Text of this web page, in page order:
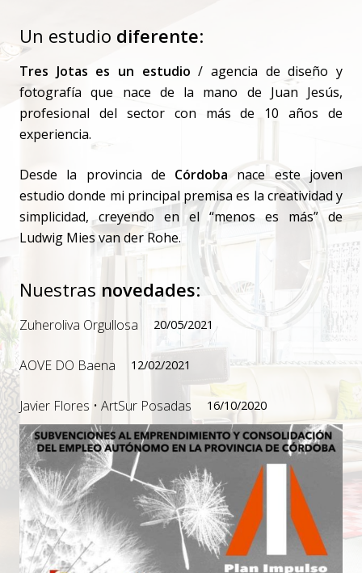
Un estudio diferente:
Tres Jotas es un estudio/ agencia de diseño y
fotografía que nace de la mano de Juan Jesús,
profesional del sector con más de 10 años de
experiencia.
Desde la provincia de Córdobanace este joven
estudio donde mi principal premisa es la creatividad y
simplicidad, creyendo en el “menos es más” de
Ludwig Mies van der Rohe.
Nuestras novedades:
Zuheroliva Orgullosa 20/05/2021
AOVE DO Baena 12/02/2021
Javier Flores • ArtSur Posadas 16/10/2020